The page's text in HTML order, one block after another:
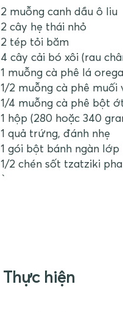
2 muỗng canh dầu ô liu
2 cây hẹ thái nhỏ
2 tép tỏi băm
4 cây cải bó xôi (rau
1 muỗng cà phê lá
1/2 muỗng cà phê muối
1/4 muỗng cà phê bột
1 hộp (280 hoặc 340
1 quả trứng, đánh nhẹ
1 gói bột bánh ngàn lớp
1/2 chén sốt tzatziki
`
Thực hiện